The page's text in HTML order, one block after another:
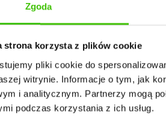
Zgoda
strona korzysta z plików cookie
pliki cookie do
witrynie. Informacje o tym, jak
i analitycznym. Partnerzy mogą
podczas korzystania z ich usług.
Rodzaje